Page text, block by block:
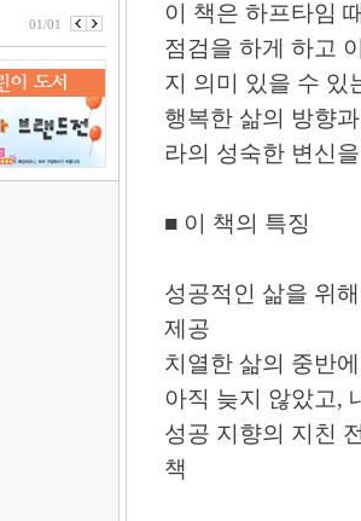
01/01
이 책은 하프타임
점검을 하게 하고
지 의미 있을 수 있
행복한 삶의 방향
라의 성숙한 변신
■ 이 책의 특징
성공적인 삶을 위
제공
치열한 삶의 중반
아직 늦지 않았고,
성공 지향의 지친
책